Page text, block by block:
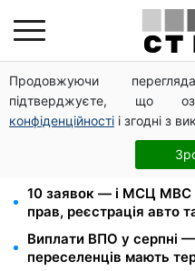
Продовжуючи
підтверджуєте, що
конфіденційності і згодні з
Пенсія по інвалідності
до 10 625 грн — хто
Федоров звільнений і
пропонує ексміністру
10 заявок — і МСЦ МВС
прав, реєстрація авто
Виплати ВПО у серпні —
переселенців мають